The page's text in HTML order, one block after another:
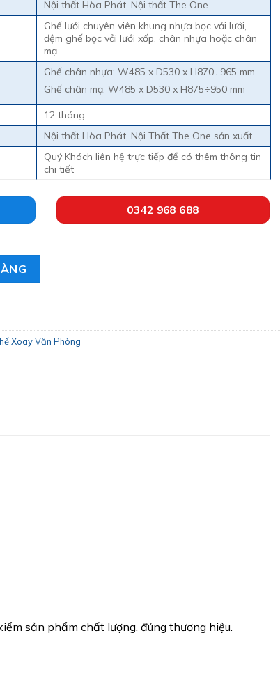
Nội thất Hòa Phát, Nội thất The One
Ghế lưới chuyên viên khung nhựa bọc vải lưới,
đệm ghế bọc vải lưới xốp. chân nhựa hoặc chân
mạ
Ghế chân nhựa: W485 x D530 x H870÷965 mm
Ghế chân mạ: W485 x D530 x H875÷950 mm
12 tháng
Nội thất Hòa Phát, Nội Thất The One sản xuất
Quý Khách liên hệ trực tiếp để có thêm thông tin
chi tiết
0342 968 688
One GL101K số lượng
Xoay Văn Phòng
sản phẩm chất lượng, đúng thương hiệu.